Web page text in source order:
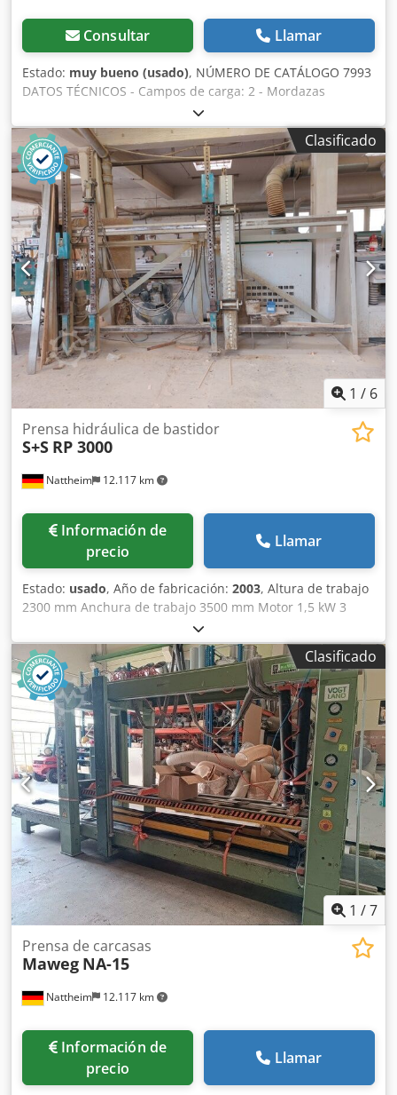
Consultar Llamar
Estado: muy bueno (usado), NÚMERO DE CATÁLOGO 7993
DATOS TÉCNICOS - Campos de carga: 2 - Mordazas
laterales ajustables manualmente: 2x4 uds. - Mordazas
verticales neumáticas: 2x4 uds. - Longitud máxima de los
elementos encolados: 2500 mm - Altura máxima de los
elementos encolados: 1330 mm - Grosor máximo de los
elementos encolados: 110 mm - Guías para el encolado de
elementos finos - Dimensiones (L/A/H): 3000x1350x2000
mm - Peso: 900 kg VENTAJAS – Dos zonas de trabajo –
Longitud de encolado de 2500 mm – Cilindros neumáticos
Cedpfx Aezh H Egemksrf – Guías para encolar elementos
finos – Sin pintar – Móvil – sobre ruedas – Prensa usada,
en muy buen estado Precio neto: 13.900 PLN Precio neto:
3.300 EUR Precio neto calculado a una tasa de 4,2 PLN/EUR
(En caso de grandes fluctuaciones de la tasa de cambio, el
precio puede variar)
Clasificado
1 / 6
Nattheim 12.117 km
Prensa hidráulica de bastidor
S+S RP 3000
Información de
precio
Llamar
Estado: usado, Año de fabricación: 2003, Altura de trabajo
2300 mm Anchura de trabajo 3500 mm Motor 1,5 kW 3
cilindros de presión desde arriba 2 desde el lateral Presión
de prensado por cilindro 3000 kg Carrera del cilindro de
prensado hasta 200 mm Hidráulica 10-150 bar Necesidad
de espacio: 3950 x 900 x 2550 mm Peso: 670 kg Ubicación
de almacenamiento: Nattheim Csdpfx Amovvkmbekerf
Clasificado
1 /7
Nattheim 12.117 km
Prensa de carcasas
Maweg NA-15
Información de
precio
Llamar